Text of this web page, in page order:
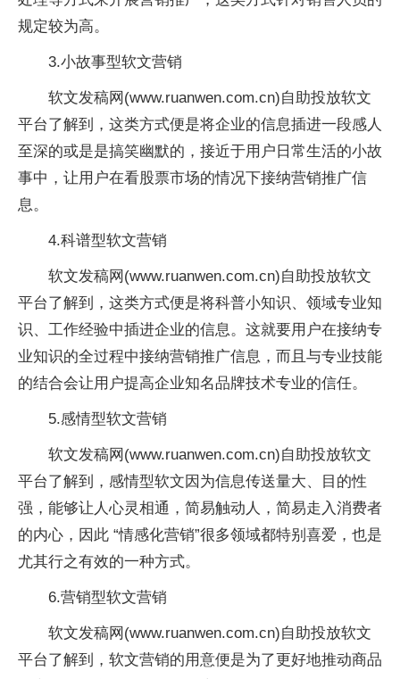
规定较为高。
3.小故事型软文营销
软文发稿网(www.ruanwen.com.cn)自助投放软文
平台了解到，这类方式便是将企业的信息插进一段感人
至深的或是是搞笑幽默的，接近于用户日常生活的小故
事中，让用户在看股票市场的情况下接纳营销推广信
息。
4.科谱型软文营销
软文发稿网(www.ruanwen.com.cn)自助投放软文
平台了解到，这类方式便是将科普小知识、领域专业知
识、工作经验中插进企业的信息。这就要用户在接纳专
业知识的全过程中接纳营销推广信息，而且与专业技能
的结合会让用户提高企业知名品牌技术专业的信任。
5.感情型软文营销
软文发稿网(www.ruanwen.com.cn)自助投放软文
平台了解到，感情型软文因为信息传送量大、目的性
强，能够让人心灵相通，简易触动人，简易走入消费者
的内心，因此 “情感化营销”很多领域都特别喜爱，也是
尤其行之有效的一种方式。
6.营销型软文营销
软文发稿网(www.ruanwen.com.cn)自助投放软文
平台了解到，软文营销的用意便是为了更好地推动商品